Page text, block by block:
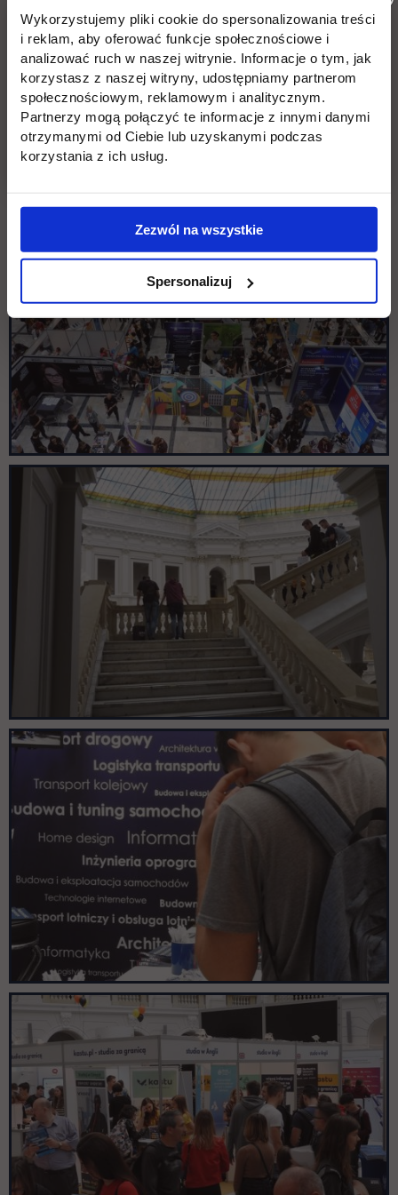
Wykorzystujemy pliki cookie do spersonalizowania treści
i reklam, aby oferować funkcje społecznościowe i
analizować ruch w naszej witrynie. Informacje o tym, jak
korzystasz z naszej witryny, udostępniamy partnerom
społecznościowym, reklamowym i analitycznym.
Partnerzy mogą połączyć te informacje z innymi danymi
otrzymanymi od Ciebie lub uzyskanymi podczas
korzystania z ich usług.
Zezwól na wszystkie
Spersonalizuj